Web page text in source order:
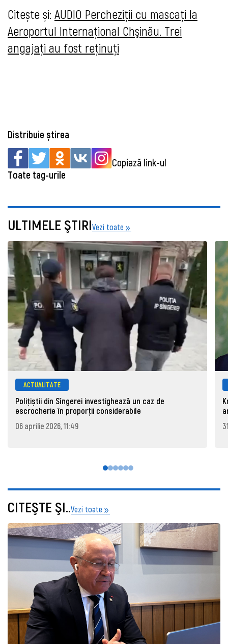
Citește și: AUDIO Percheziţii cu mascați la
Aeroportul Internaţional Chşinău. Trei
angajaţi au fost reţinuţi
Distribuie știrea
Copiază link-ul
Toate tag-urile
ULTIMELE ŞTIRIVezi toate
ACTUALITATE
Polițiștii din Sîngerei investighează un caz de
escrocherie în proporții considerabile
06 aprilie 2026, 11:49
CITEŞTE ŞI..Vezi toate